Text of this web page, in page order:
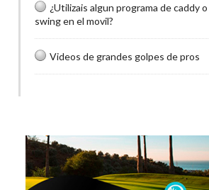
¿Utilizais algun programa de caddy
swing en el movil?
Videos de grandes golpes de pros